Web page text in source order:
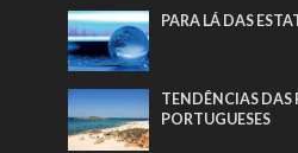
PARA LÁ DAS
TENDÊNCIAS DAS
PORTUGUESES